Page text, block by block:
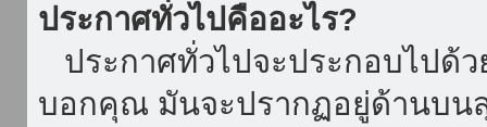
ประกาศทั่วไปคืออะไร?
ประกาศทั่วไปจะประกอบไปด้
บอกคุณ มันจะปรากฏอยู่ด้านบน